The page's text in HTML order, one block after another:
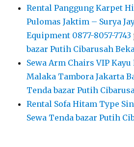
Rental Panggung Karpet
Pulomas Jaktim – Surya
Equipment 0877-8057-7743
bazar Putih Cibarusah
Sewa Arm Chairs VIP Kayu
Malaka Tambora Jakarta
Tenda bazar Putih
Rental Sofa Hitam Type
Sewa Tenda bazar Putih